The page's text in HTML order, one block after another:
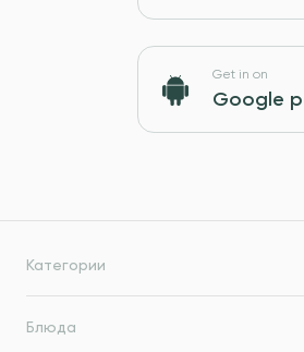
Get in on
Google
Категории
Блюда